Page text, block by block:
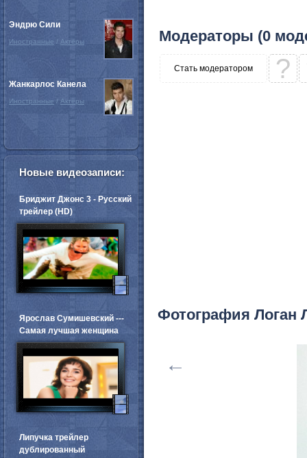
Модераторы (0
Стать модератором ?
Фотография Логан
←
Эндрю Сили
Иностранные / Актёры
Жанкарлос Канела
Иностранные / Актёры
Новые видеозаписи:
Бриджит Джонс 3 - Русский
трейлер (HD)
Ярослав Сумишевский ---
Самая лучшая женщина
Липучка трейлер
дублированный